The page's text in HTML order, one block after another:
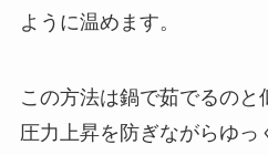
ように温めます。
この方法は鍋で茹でるのと
圧力上昇を防ぎながらゆっ